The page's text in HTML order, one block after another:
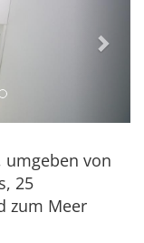
von
25
zum Meer